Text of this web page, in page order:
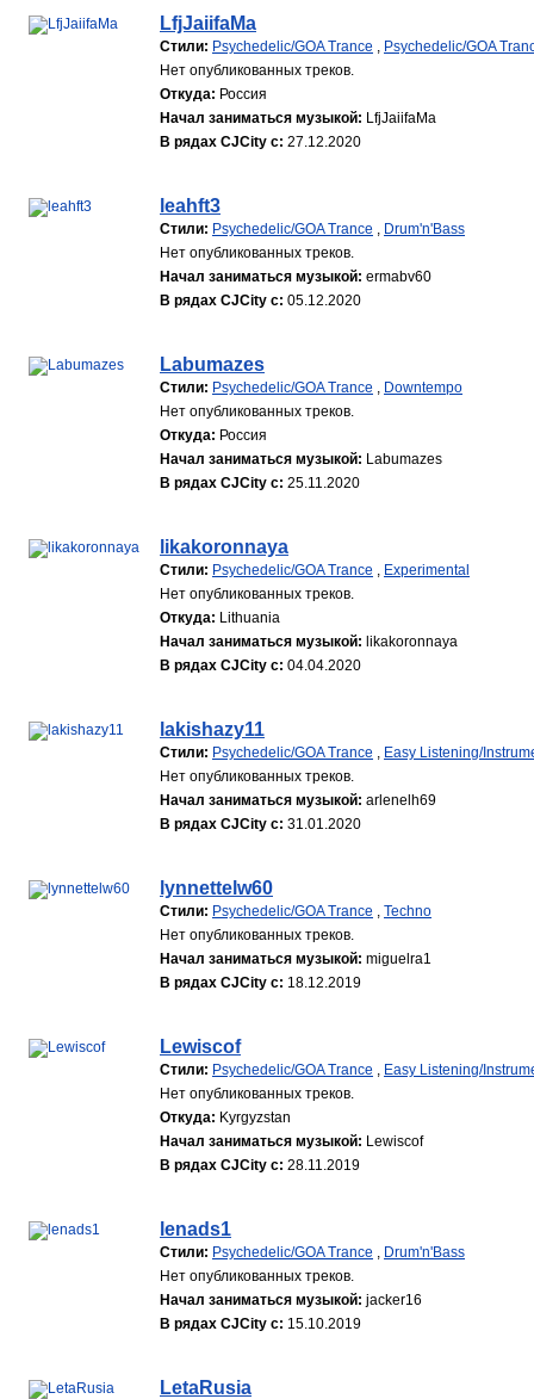
LfjJaiifaMa
Стили: Psychedelic/GOA Trance , Psychedelic/GOA
Нет опубликованных треков.
Откуда: Россия
Начал заниматься музыкой: LfjJaiifaMa
В рядах CJCity с: 27.12.2020
leahft3
Стили: Psychedelic/GOA Trance , Drum'n'Bass
Нет опубликованных треков.
Начал заниматься музыкой: ermabv60
В рядах CJCity с: 05.12.2020
Labumazes
Стили: Psychedelic/GOA Trance , Downtempo
Нет опубликованных треков.
Откуда: Россия
Начал заниматься музыкой: Labumazes
В рядах CJCity с: 25.11.2020
likakoronnaya
Стили: Psychedelic/GOA Trance , Experimental
Нет опубликованных треков.
Откуда: Lithuania
Начал заниматься музыкой: likakoronnaya
В рядах CJCity с: 04.04.2020
lakishazy11
Стили: Psychedelic/GOA Trance , Easy Listening/
Нет опубликованных треков.
Начал заниматься музыкой: arlenelh69
В рядах CJCity с: 31.01.2020
lynnettelw60
Стили: Psychedelic/GOA Trance , Techno
Нет опубликованных треков.
Начал заниматься музыкой: miguelra1
В рядах CJCity с: 18.12.2019
Lewiscof
Стили: Psychedelic/GOA Trance , Easy Listening/
Нет опубликованных треков.
Откуда: Kyrgyzstan
Начал заниматься музыкой: Lewiscof
В рядах CJCity с: 28.11.2019
lenads1
Стили: Psychedelic/GOA Trance , Drum'n'Bass
Нет опубликованных треков.
Начал заниматься музыкой: jacker16
В рядах CJCity с: 15.10.2019
LetaRusia